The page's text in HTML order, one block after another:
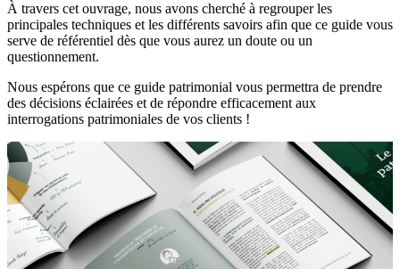
À travers cet ouvrage, nous avons cherché à regrouper les
principales techniques et les différents savoirs afin que ce guide vous
serve de référentiel dès que vous aurez un doute ou un
questionnement.
Nous espérons que ce guide patrimonial vous permettra de prendre
des décisions éclairées et de répondre efficacement aux
interrogations patrimoniales de vos clients !